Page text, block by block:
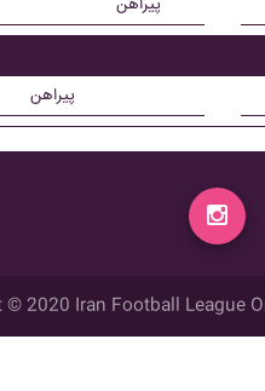
پیراهن
پیراهن
© 2020 Iran Football League